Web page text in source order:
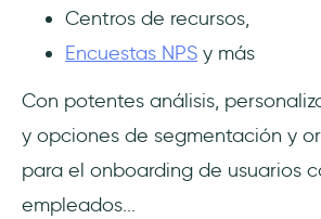
Centros de recursos,
Encuestas NPS y más
Con potentes análisis,
y opciones de segmentación y
para el onboarding de usuarios
empleados...